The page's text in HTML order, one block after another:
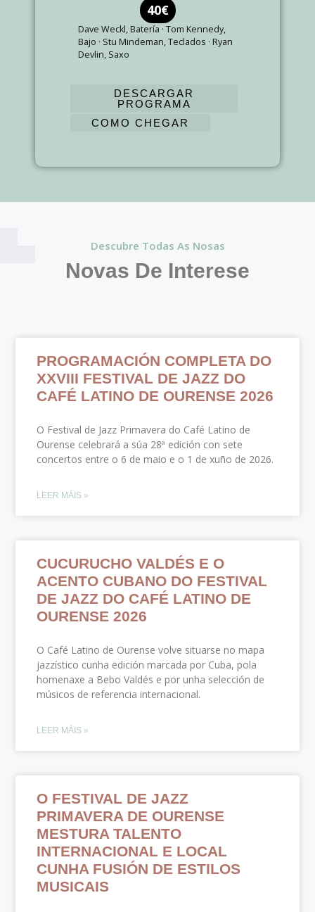
40€
Dave Weckl, Batería · Tom Kennedy,
Bajo · Stu Mindeman, Teclados · Ryan
Devlin, Saxo
DESCARGAR
PROGRAMA
COMO CHEGAR
Descubre Todas As Nosas
Novas De Interese
PROGRAMACIÓN COMPLETA DO
XXVIII FESTIVAL DE JAZZ DO
CAFÉ LATINO DE OURENSE 2026
O Festival de Jazz Primavera do Café Latino de
Ourense celebrará a súa 28ª edición con sete
concertos entre o 6 de maio e o 1 de xuño de 2026.
LEER MÁIS »
CUCURUCHO VALDÉS E O
ACENTO CUBANO DO FESTIVAL
DE JAZZ DO CAFÉ LATINO DE
OURENSE 2026
O Café Latino de Ourense volve situarse no mapa
jazzístico cunha edición marcada por Cuba, pola
homenaxe a Bebo Valdés e por unha selección de
músicos de referencia internacional.
LEER MÁIS »
O FESTIVAL DE JAZZ
PRIMAVERA DE OURENSE
MESTURA TALENTO
INTERNACIONAL E LOCAL
CUNHA FUSIÓN DE ESTILOS
MUSICAIS